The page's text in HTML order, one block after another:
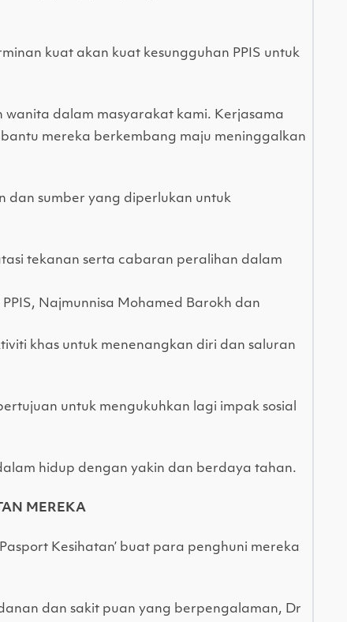
kuat akan kuat kesungguhan PPIS untuk
dalam masyarakat kami. Kerjasama
mereka berkembang maju meninggalkan
dan sumber yang diperlukan untuk
tekanan serta cabaran peralihan dalam
Najmunnisa Mohamed Barokh dan
khas untuk menenangkan diri dan saluran
untuk mengukuhkan lagi impak sosial
hidup dengan yakin dan berdaya tahan.
MEREKA
Kesihatan’ buat para penghuni mereka
dan sakit puan yang berpengalaman, Dr